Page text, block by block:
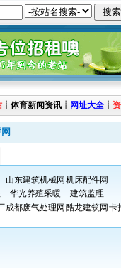
┊ 体育新闻资讯 ┊ 网址大全 ┊
山东建筑机械网 机床配件网
华光养殖采暖
建筑监理
成都废气处理网 酷龙建筑网 卡